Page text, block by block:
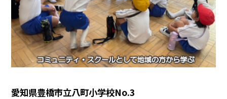
愛知県豊橋市立八町小学校No.3